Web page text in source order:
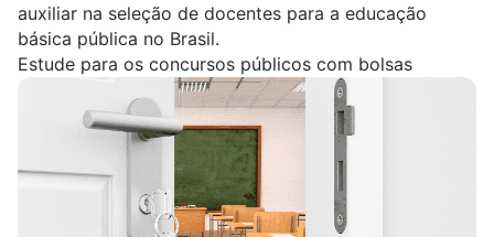
auxiliar na seleção de docentes para a educação
básica pública no Brasil.
Estude para os concursos públicos com bolsas